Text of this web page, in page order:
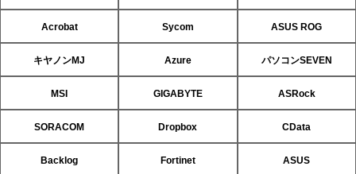
Acrobat Sycom ASUS ROG
キヤノンMJ Azure パソコンSEVEN
MSI GIGABYTE ASRock
SORACOM Dropbox CData
Backlog Fortinet ASUS